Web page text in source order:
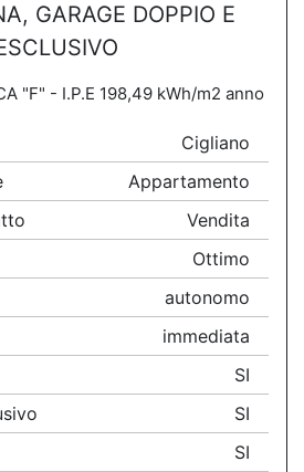
GARAGE DOPPIO E
"F" - I.P.E 198,49 kWh/m2 anno
Cigliano
Appartamento
Vendita
Ottimo
autonomo
immediata
SI
SI
SI